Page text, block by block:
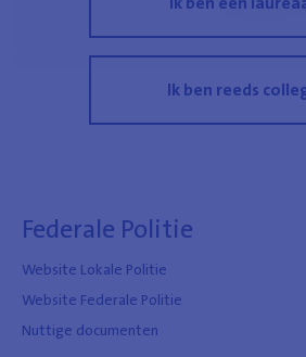
Ik ben reeds
Federale Politie
Website Lokale Politie
Website Federale Politie
Nuttige documenten